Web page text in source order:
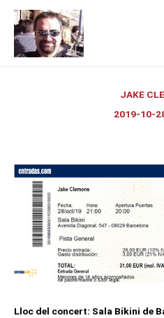
contenido
JAKE
2019-10-
Lloc del concert: Sala Bikini de